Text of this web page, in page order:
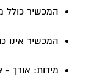
המכשיר כולל
המכשיר אינו
מידות: אורך - 149 ס"מ,